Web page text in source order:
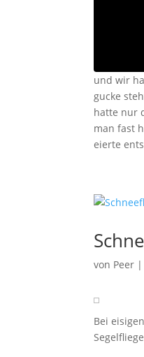
und wir
gucke
hatte nur
man fast
eierte
von Peer |
Bei